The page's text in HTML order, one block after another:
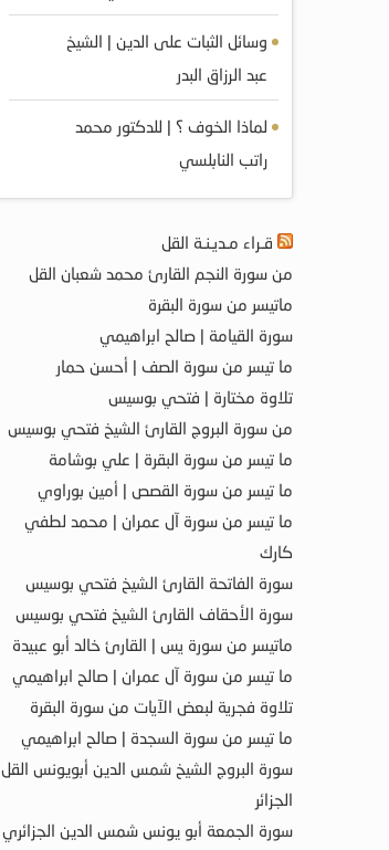
وسائل الثبات على الدين | الشيخ
عبد الرزاق البدر
لماذا الخوف ؟ | للدكتور محمد
راتب النابلسي
قـراء مـديـنـة القل
من سورة النجم القارئ محمد شعبان القل
ماتيسر من سورة البقرة
سورة القيامة | صالح ابراهيمي
ما تيسر من سورة الصف | أحسن حمار
تلاوة مختارة | فتحي بوسيس
من سورة البروج القارئ الشيخ فتحي بوسيس
ما تيسر من سورة البقرة | علي بوشامة
ما تيسر من سورة القصص | أمين بوراوي
ما تيسر من سورة آل عمران | محمد لطفي
كارك
سورة الفاتحة القارئ الشيخ فتحي بوسيس
سورة الأحقاف القارئ الشيخ فتحي بوسيس
ماتيسر من سورة يس | القارئ خالد أبو عبيدة
ما تيسر من سورة آل عمران | صالح ابراهيمي
تلاوة فجرية لبعض الآيات من سورة البقرة
ما تيسر من سورة السجدة | صالح ابراهيمي
سورة البروج الشيخ شمس الدين أبويونس القل
الجزائر
سورة الجمعة أبو يونس شمس الدين الجزائري